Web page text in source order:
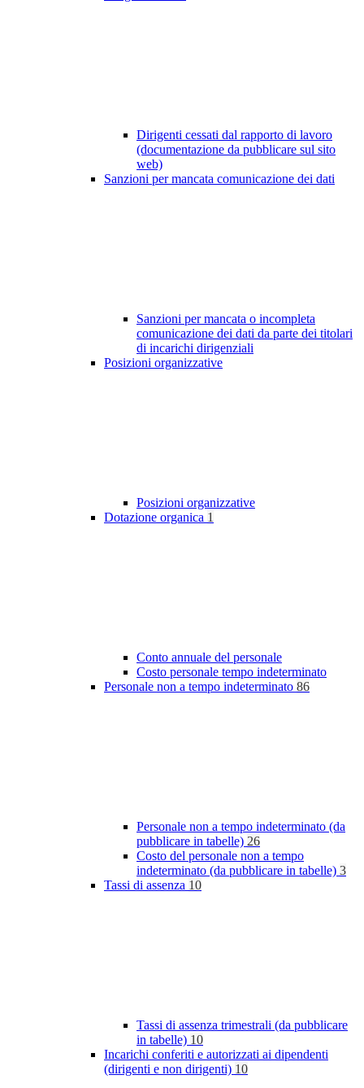
Dirigenti cessati dal rapporto di lavoro
(documentazione da pubblicare sul sito
web)
Sanzioni per mancata comunicazione dei dati
Sanzioni per mancata o incompleta
comunicazione dei dati da parte dei titolari
di incarichi dirigenziali
Posizioni organizzative
Posizioni organizzative
Dotazione organica 1
Conto annuale del personale
Costo personale tempo indeterminato
Personale non a tempo indeterminato 86
Personale non a tempo indeterminato (da
pubblicare in tabelle) 26
Costo del personale non a tempo
indeterminato (da pubblicare in tabelle) 3
Tassi di assenza 10
Tassi di assenza trimestrali (da pubblicare
in tabelle) 10
Incarichi conferiti e autorizzati ai dipendenti
(dirigenti e non dirigenti) 10